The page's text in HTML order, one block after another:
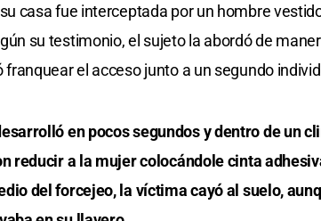
casa fue interceptada por un hombre
su testimonio, el sujeto la abordó de
franquear el acceso junto a un segundo
en pocos segundos y dentro de un
reducir a la mujer colocándole cinta
del forcejeo, la víctima cayó al suelo,